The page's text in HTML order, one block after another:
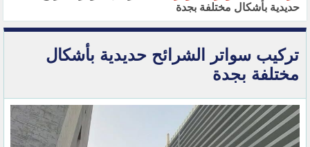
حديدية بأشكال مختلفة بجدة
تركيب سواتر الشرائح حديدية بأشكال
مختلفة بجدة